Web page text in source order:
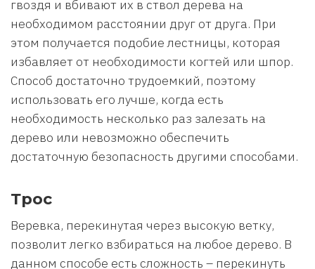
гвоздя и вбивают их в ствол дерева на
необходимом расстоянии друг от друга. При
этом получается подобие лестницы, которая
избавляет от необходимости когтей или шпор.
Способ достаточно трудоемкий, поэтому
использовать его лучше, когда есть
необходимость несколько раз залезать на
дерево или невозможно обеспечить
достаточную безопасность другими способами.
Трос
Веревка, перекинутая через высокую ветку,
позволит легко взбираться на любое дерево. В
данном способе есть сложность – перекинуть